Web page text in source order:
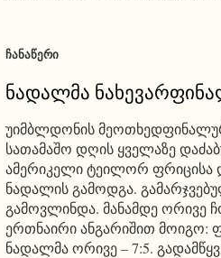
ᲩᲐᲜᲐᲬᲔᲠᲘ
ნადალმა
უიმბლდონის
სათამაშო დღის ყველაზე
ამერიკელი ტეილორ ფრიცისა
ნადალის გამოდგა.
გამოვლინდა. მანამდე ორივე
ერთნაირი ანგარიშით მოიგო:
ნადალმა ორივე – 7:5.